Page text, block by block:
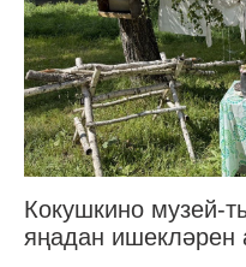
Кокушкино музей-
яңадан ишекләрен